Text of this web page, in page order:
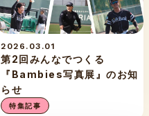
2026.03.01
第2回みんなでつくる
『Bambies写真展』のお知
らせ
特集記事